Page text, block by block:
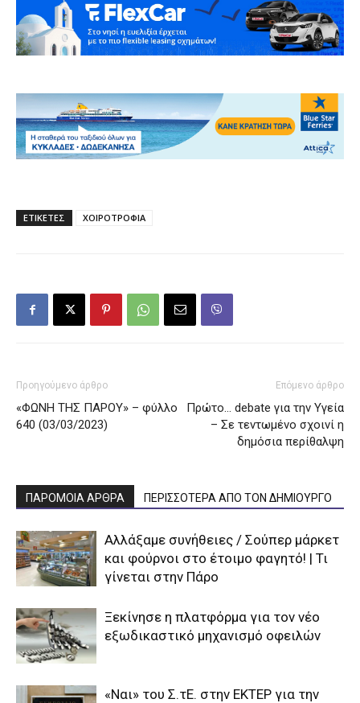
ΕΤΙΚΕΤΕΣ ΧΟΙΡΟΤΡΟΦΙΑ
Προηγούμενο άρθρο
«ΦΩΝΗ ΤΗΣ ΠΑΡΟΥ» – φύλλο
640 (03/03/2023)
Επόμενο άρθρο
Πρώτο… debate για την Υγεία
– Σε τεντωμένο σχοινί η
δημόσια περίθαλψη
ΠΑΡΟΜΟΙΑ ΑΡΘΡΑ ΠΕΡΙΣΣΟΤΕΡΑ ΑΠΟ ΤΟΝ ΔΗΜΙΟΥΡΓΟ
Αλλάξαμε συνήθειες / Σούπερ μάρκετ
και φούρνοι στο έτοιμο φαγητό! | Τι
γίνεται στην Πάρο
Ξεκίνησε η πλατφόρμα για τον νέο
εξωδικαστικό μηχανισμό οφειλών
«Ναι» του Σ.τΕ. στην ΕΚΤΕΡ για την